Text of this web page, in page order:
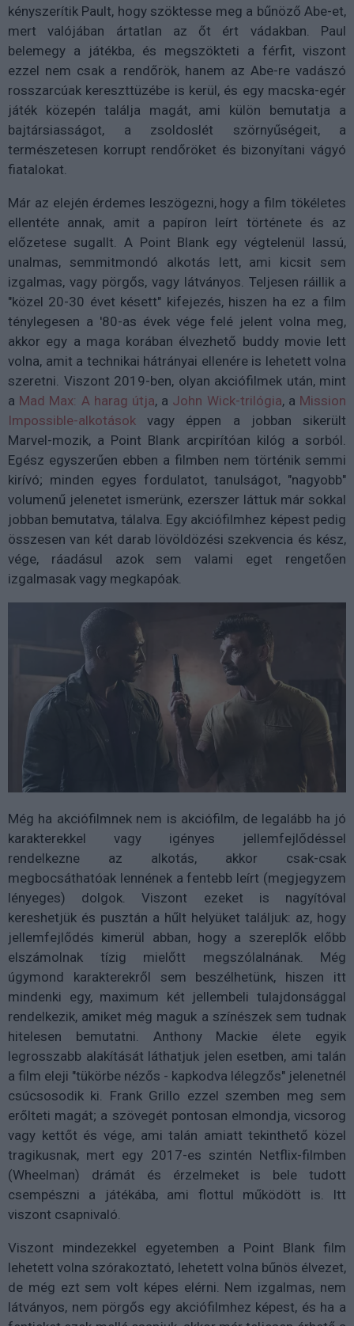
kényszerítik Pault, hogy szöktesse meg a bűnöző Abe-et,
mert valójában ártatlan az őt ért vádakban. Paul
belemegy a játékba, és megszökteti a férfit, viszont
ezzel nem csak a rendőrök, hanem az Abe-re vadászó
rosszarcúak kereszttüzébe is kerül, és egy macska-egér
játék közepén találja magát, ami külön bemutatja a
bajtársiasságot, a zsoldoslét szörnyűségeit, a
természetesen korrupt rendőröket és bizonyítani vágyó
fiatalokat.
Már az elején érdemes leszögezni, hogy a film tökéletes
ellentéte annak, amit a papíron leírt története és az
előzetese sugallt. A Point Blank egy végtelenül lassú,
unalmas, semmitmondó alkotás lett, ami kicsit sem
izgalmas, vagy pörgős, vagy látványos. Teljesen ráillik a
"közel 20-30 évet késett" kifejezés, hiszen ha ez a film
ténylegesen a '80-as évek vége felé jelent volna meg,
akkor egy a maga korában élvezhető buddy movie lett
volna, amit a technikai hátrányai ellenére is lehetett volna
szeretni. Viszont 2019-ben, olyan akciófilmek után, mint
a Mad Max: A harag útja, a John Wick-trilógia, a Mission
Impossible-alkotások vagy éppen a jobban sikerült
Marvel-mozik, a Point Blank arcpirítóan kilóg a sorból.
Egész egyszerűen ebben a filmben nem történik semmi
kirívó; minden egyes fordulatot, tanulságot, "nagyobb"
volumenű jelenetet ismerünk, ezerszer láttuk már sokkal
jobban bemutatva, tálalva. Egy akciófilmhez képest pedig
összesen van két darab lövöldözési szekvencia és kész,
vége, ráadásul azok sem valami eget rengetően
izgalmasak vagy megkapóak.
Még ha akciófilmnek nem is akciófilm, de legalább ha jó
karakterekkel vagy igényes jellemfejlődéssel
rendelkezne az alkotás, akkor csak-csak
megbocsáthatóak lennének a fentebb leírt (megjegyzem
lényeges) dolgok. Viszont ezeket is nagyítóval
kereshetjük és pusztán a hűlt helyüket találjuk: az, hogy
jellemfejlődés kimerül abban, hogy a szereplők előbb
elszámolnak tízig mielőtt megszólalnának. Még
úgymond karakterekről sem beszélhetünk, hiszen itt
mindenki egy, maximum két jellembeli tulajdonsággal
rendelkezik, amiket még maguk a színészek sem tudnak
hitelesen bemutatni. Anthony Mackie élete egyik
legrosszabb alakítását láthatjuk jelen esetben, ami talán
a film eleji "tükörbe nézős - kapkodva lélegzős" jelenetnél
csúcsosodik ki. Frank Grillo ezzel szemben meg sem
erőlteti magát; a szövegét pontosan elmondja, vicsorog
vagy kettőt és vége, ami talán amiatt tekinthető közel
tragikusnak, mert egy 2017-es szintén Netflix-filmben
(Wheelman) drámát és érzelmeket is bele tudott
csempészni a játékába, ami flottul működött is. Itt
viszont csapnivaló.
Viszont mindezekkel egyetemben a Point Blank film
lehetett volna szórakoztató, lehetett volna bűnös élvezet,
de még ezt sem volt képes elérni. Nem izgalmas, nem
látványos, nem pörgős egy akciófilmhez képest, és ha a